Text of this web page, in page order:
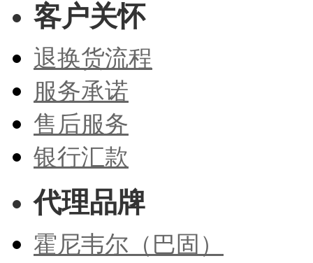
客户关怀
退换货流程
服务承诺
售后服务
银行汇款
代理品牌
霍尼韦尔（巴固）